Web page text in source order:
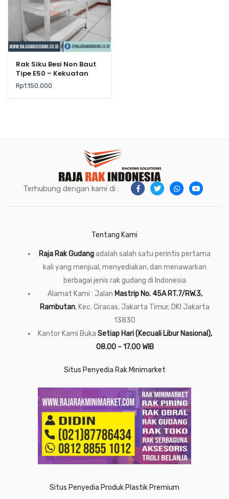
Rak Siku Besi Non Baut
Tipe E50 – Kekuatan
Maks. 80 kg/Level
Rp1.150.000
Terhubung dengan kami di :
Tentang Kami
Raja Rak Gudangadalah salah satu perintis pertama
kali yang menjual, menyediakan, dan menawarkan
berbagai jenis rak gudang di Indonesia
Alamat Kami : Jalan Mastrip No. 45A RT.7/RW.3,
Rambutan, Kec. Ciracas, Jakarta Timur, DKI Jakarta
13830
Kantor Kami Buka Setiap Hari (Kecuali Libur Nasional),
08.00 – 17.00 WIB
Situs Penyedia Rak Minimarket
Situs Penyedia Produk Plastik Premium